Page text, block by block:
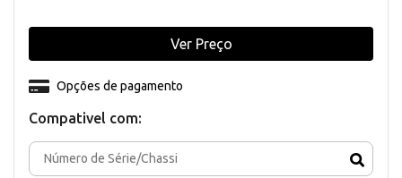
Compativel com:
Opções de pagamento
Ver Preço